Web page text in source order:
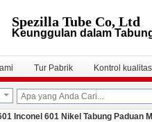
Spezilla Tube Co, Ltd
Keunggulan dalam
Tur Pabrik Kontrol kualitas
Inconel 601 Nikel Tabung Paduan